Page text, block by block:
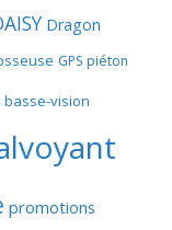
Dragon
GPS piéton
vision
promotions